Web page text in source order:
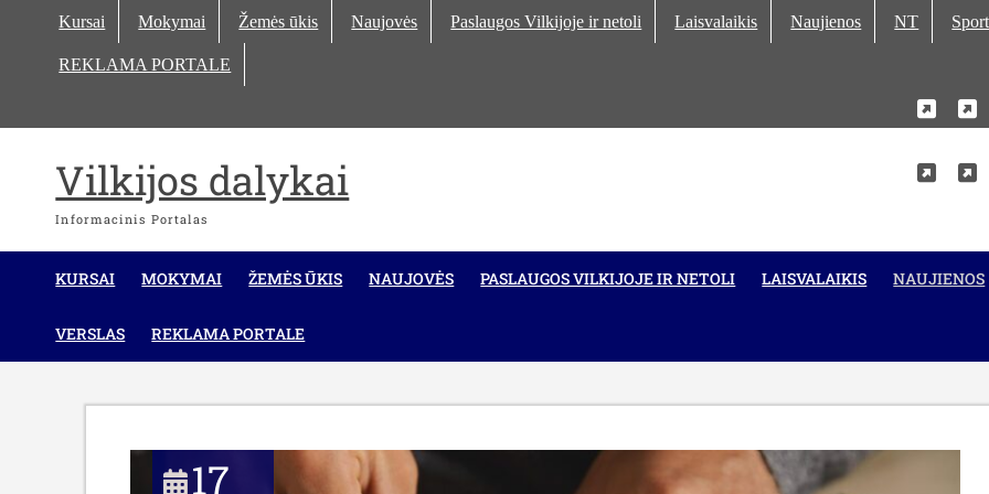
Kursai Mokymai Žemės ūkis Naujovės Paslaugos Vilkijoje ir netoli Laisvalaikis Naujienos NT
REKLAMA PORTALE
Vilkijos dalykai
Informacinis Portalas
KURSAI MOKYMAI ŽEMĖS ŪKIS NAUJOVĖS PASLAUGOS VILKIJOJE IR NETOLI LAISVALAIKIS NAUJIENOS
VERSLAS REKLAMA PORTALE
17